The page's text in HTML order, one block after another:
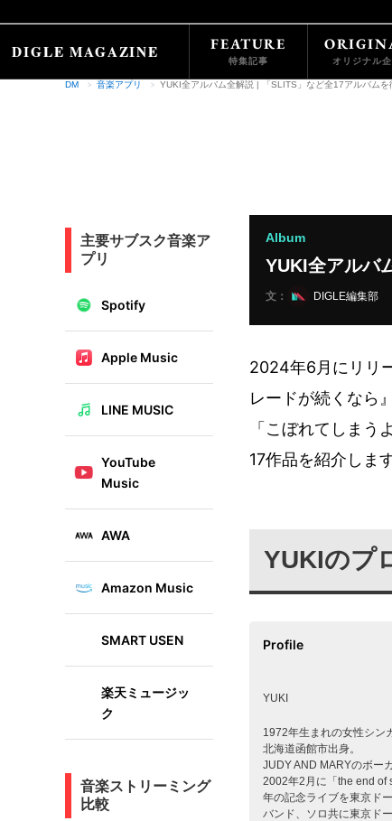
FEATURE
特集記事 オリジナル
DM 音楽アプリ YUKI全アルバム全解説 | 「SLITS」など全17アルバムを
主要サブスク音楽ア
プリ
Spotify
Apple Music
LINE MUSIC
YouTube
Music
AWA
Amazon Music
SMART USEN
楽天ミュージッ
ク
音楽ストリーミング
比較
Album
YUKI全アルバ
文： DIGLE編集部
2024年6月にリリ
レードが続くなら
「こぼれてしま
17作品を紹介します
YUKIのプ
Profile
YUKI
1972年生まれの女性シン
北海道函館市出身。
JUDY AND MARYのボー
2002年2月に「the end of
年の記念ライブを東京ドー
バンド、ソロ共に東京ド